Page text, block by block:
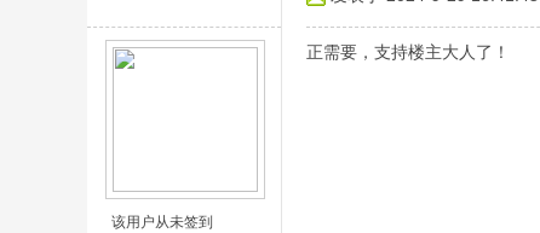
该用户从未签到
正需要，支持楼主大人了！